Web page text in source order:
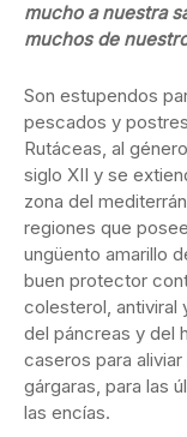
mucho a nuestra
muchos de
Son estupendos
pescados y
Rutáceas, al
siglo XII y se
zona del
regiones que
ungüento amarillo
buen protector
colesterol, antiviral
del páncreas y del
caseros para
gárgaras, para las
las encías.